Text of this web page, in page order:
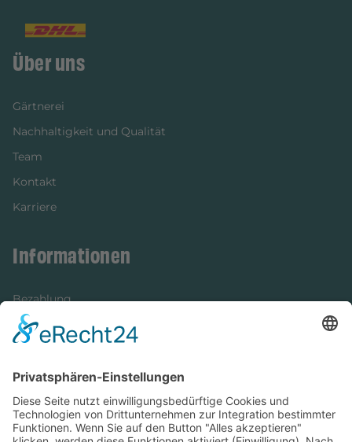
Über uns
Gärtnerei
Nachhaltigkeit und Qualität
Team
Kontakt
Karriere
Informationen
Bezahlung
Newsletter
Versandinformationen
Verfügbarkeit/Verträglichkeit
Rechtliches